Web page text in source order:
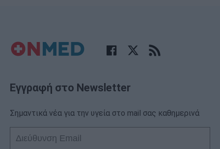
Εγγραφή στο Newsletter
Σημαντικά νέα για την υγεία στο mail σας καθημερινά